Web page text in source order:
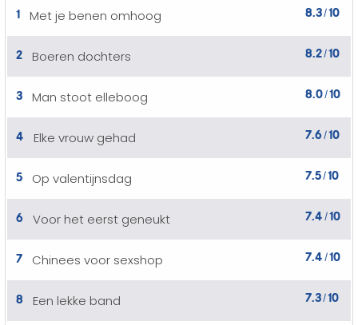
1
Met je benen omhoog 8.3/10
2 Boeren dochters 8.2/10
3 Man stoot elleboog 8.0/10
4 Elke vrouw gehad 7.6 /10
5 Op valentijnsdag 7.5/10
6 Voor het eerst geneukt 7.4 /10
7 Chinees voor sexshop 7.4 /10
8 Een lekke band 7.3/10